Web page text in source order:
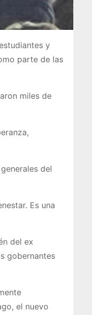
y
parte de las
miles de
del
Es una
del ex
gobernantes
el nuevo